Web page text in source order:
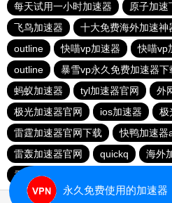
每天试用一小时加速器
原子加速
飞鸟加速器
十大免费海外加速神
outline
快喵vp加速器 快喵vp
outline
暴雪vp永久免费加速器下
蚂蚁加速器
tyl加速器官网
外
极光加速器官网
ios加速器
极
雷霆加速器官网下载
快鸭加速器
雷轰加速器官网
quickq
海外
香蕉加速器官网
永久免费使用的加速器